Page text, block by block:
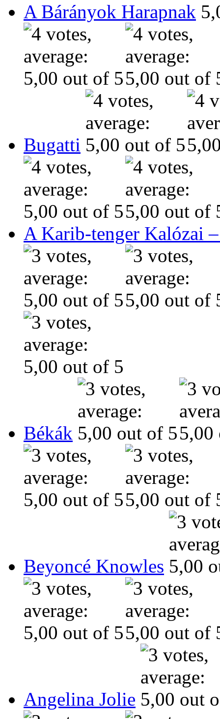
A Bárányok Harapnak
Bugatti
A Karib-tenger Kalózai
Békák
Beyoncé Knowles
Angelina Jolie